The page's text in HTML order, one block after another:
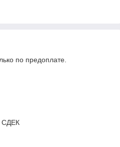
по предоплате.
СДЕК